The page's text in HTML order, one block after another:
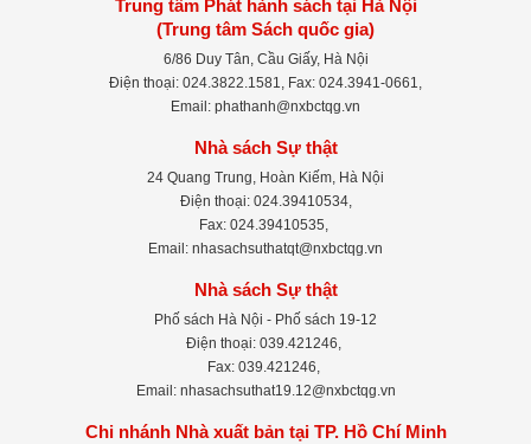
Trung tâm Phát hành sách tại Hà Nội
(Trung tâm Sách quốc gia)
6/86 Duy Tân, Cầu Giấy, Hà Nội
Điện thoại: 024.3822.1581, Fax: 024.3941-0661,
Email: phathanh@nxbctqg.vn
Nhà sách Sự thật
24 Quang Trung, Hoàn Kiếm, Hà Nội
Điện thoại: 024.39410534,
Fax: 024.39410535,
Email: nhasachsuthatqt@nxbctqg.vn
Nhà sách Sự thật
Phố sách Hà Nội - Phố sách 19-12
Điện thoại: 039.421246,
Fax: 039.421246,
Email: nhasachsuthat19.12@nxbctqg.vn
Chi nhánh Nhà xuất bản tại TP. Hồ Chí Minh